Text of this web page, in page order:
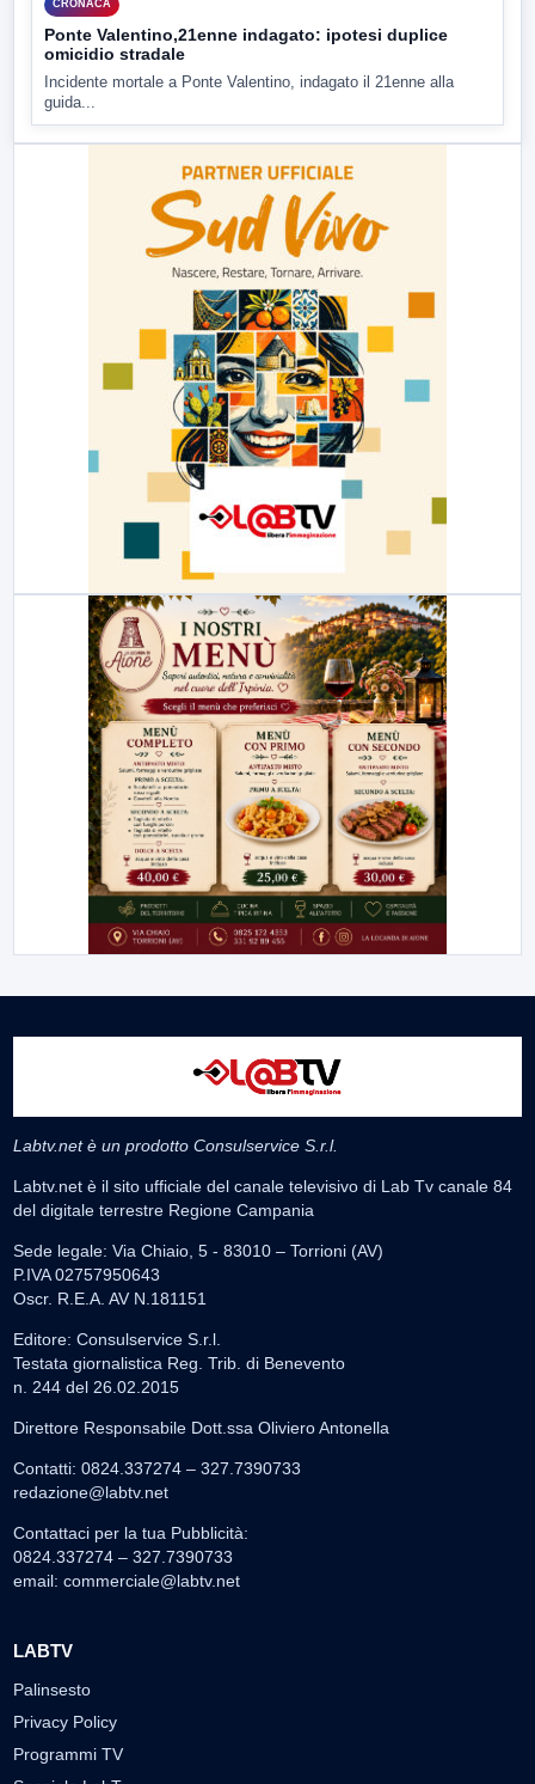
CRONACA
Ponte Valentino,21enne indagato: ipotesi duplice
omicidio stradale
Incidente mortale a Ponte Valentino, indagato il 21enne alla
guida...
Labtv.net è un prodotto Consulservice S.r.l.
Labtv.net è il sito ufficiale del canale televisivo di Lab Tv canale 84
del digitale terrestre Regione Campania
Sede legale: Via Chiaio, 5 - 83010 – Torrioni (AV)
P.IVA 02757950643
Oscr. R.E.A. AV N.181151
Editore: Consulservice S.r.l.
Testata giornalistica Reg. Trib. di Benevento
n. 244 del 26.02.2015
Direttore Responsabile Dott.ssa Oliviero Antonella
Contatti: 0824.337274 – 327.7390733
redazione@labtv.net
Contattaci per la tua Pubblicità:
0824.337274 – 327.7390733
email: commerciale@labtv.net
LABTV
Palinsesto
Privacy Policy
Programmi TV